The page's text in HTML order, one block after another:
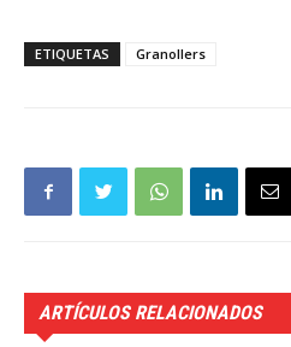
ETIQUETAS Granollers
ARTÍCULOS RELACIONADOS